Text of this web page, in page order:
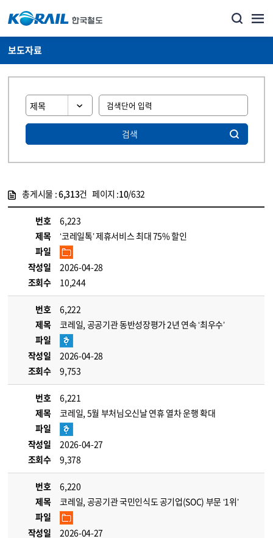
보도자료
검색
총게시물 :6,313건 페이지 :10/632
번호
6,223
제목
‘코레일톡’ 제휴서비스 최대 75% 할인
파일
작성일
2026-04-28
조회수
10,244
번호
6,222
제목
코레일, 공공기관 동반성장평가 2년 연속 ‘최우수’
파일
작성일
2026-04-28
조회수
9,753
번호
6,221
제목
코레일, 5월 부처님오신날 연휴 열차 운행 확대
파일
작성일
2026-04-27
조회수
9,378
번호
6,220
제목
코레일, 공공기관 국민인식도 공기업(SOC) 부문 ‘1위’
파일
작성일
2026-04-27